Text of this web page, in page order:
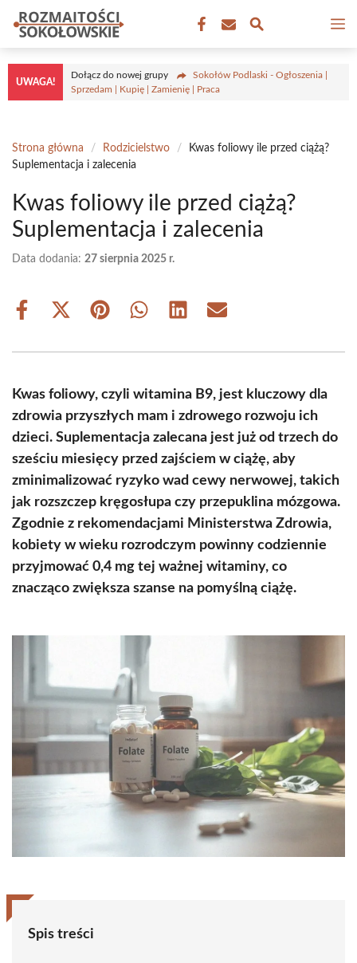
Przejdź
treści
UWAGA!
Dołącz do nowej grupy
Sokołów Podlaski - Ogłoszenia |
Sprzedam | Kupię | Zamienię | Praca
Strona główna / Rodzicielstwo /
Kwas foliowy ile przed ciążą?
Suplementacja i zalecenia
Kwas foliowy ile przed ciążą?
Suplementacja i zalecenia
Data dodania: 27 sierpnia 2025 r.
Share
Share
(Twitter)
Share Share Share Share
Kwas foliowy, czyli witamina B9, jest kluczowy dla
zdrowia przyszłych mam i zdrowego rozwoju ich
dzieci. Suplementacja zalecana jest już od trzech do
sześciu miesięcy przed zajściem w ciążę, aby
zminimalizować ryzyko wad cewy nerwowej, takich
jak rozszczep kręgosłupa czy przepuklina mózgowa.
Zgodnie z rekomendacjami Ministerstwa Zdrowia,
kobiety w wieku rozrodczym powinny codziennie
przyjmować 0,4 mg tej ważnej witaminy, co
znacząco zwiększa szanse na pomyślną ciążę.
Spis treści